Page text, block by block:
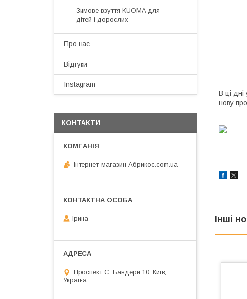
В ці
нову
Інші
Зимове взуття KUOMA для
дітей і дорослих
Про нас
Відгуки
Instagram
КОНТАКТИ
Інтернет-магазин Абрикос.com.ua
Ірина
Проспект С. Бандери 10, Київ,
Україна